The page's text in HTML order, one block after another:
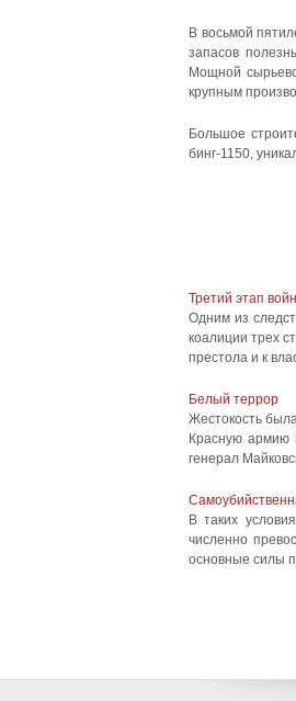
В восьмой
запасов
Мощной
крупным
Большое
бинг-1150,
Третий этап
Одним из
коалиции трех
престола и к
Белый террор
Жестокость
Красную армию
генерал
В таких
численно
основные силы